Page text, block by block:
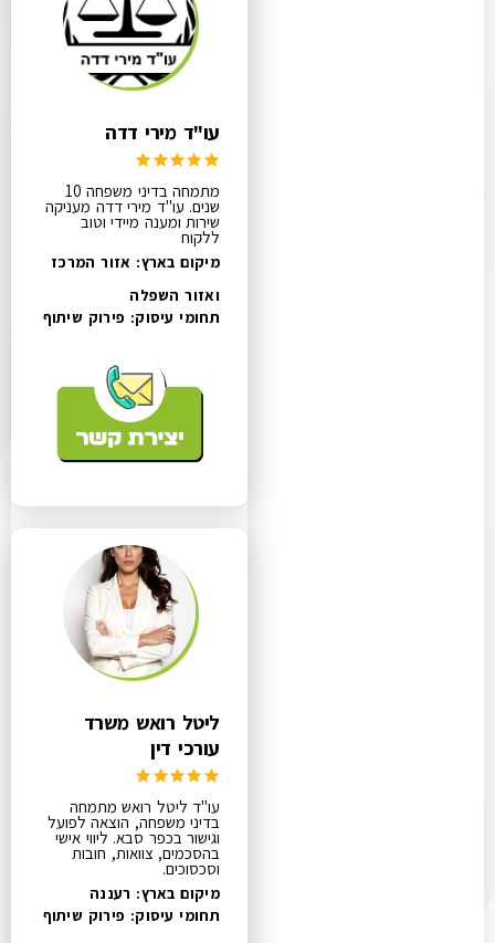
עו"ד מירי דדה
מתמחה בדיני משפחה 10
שנים. עו"ד מירי דדה מעניקה
שירות ומענה מיידי וטוב
ללקוח
מיקום בארץ: אזור המרכז
ואזור השפלה
תחומי עיסוק: פירוק שיתוף
ליטל רואש משרד
עורכי דין
עו"ד ליטל רואש מתמחה
בדיני משפחה, הוצאה לפועל
וגישור בכפר סבא. ליווי אישי
בהסכמים, צוואות, חובות
וסכסוכים.
מיקום בארץ: רעננה
תחומי עיסוק: פירוק שיתוף